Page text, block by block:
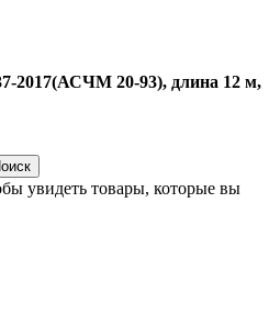
2017(АСЧМ 20-93), длина 12 м,
увидеть товары, которые вы